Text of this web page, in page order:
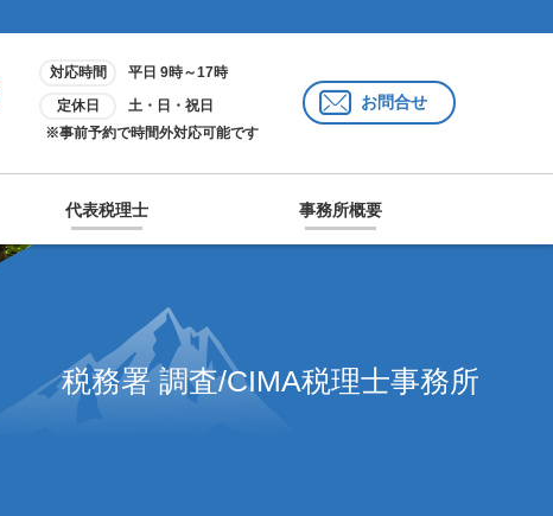
対応時間
平日 9時～17時
定休日
土・日・祝日
※事前予約で時間外対応可能です
お問合せ
代表税理士 事務所概要
税務署 調査/CIMA税理士事務所